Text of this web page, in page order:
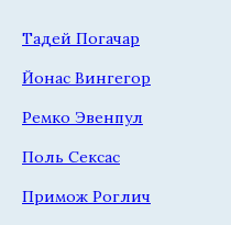
Тадей Погачар
Йонас Вингегор
Ремко Эвенпул
Поль Сексас
Примож Роглич